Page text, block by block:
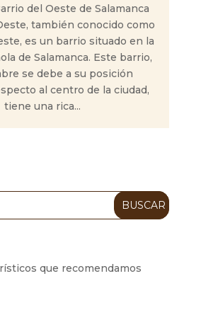
del Oeste de Salamanca
también conocido como
es un barrio situado en la
de Salamanca. Este barrio,
se debe a su posición
al centro de la ciudad,
tiene una rica...
que recomendamos